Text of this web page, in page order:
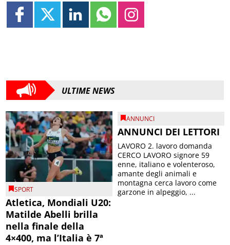
ULTIME NEWS
SPORT
Atletica, Mondiali U20:
Matilde Abelli brilla
nella finale della
4×400, ma l’Italia è 7ª
ANNUNCI
ANNUNCI DEI LETTORI
LAVORO 2. lavoro domanda
CERCO LAVORO signore 59
enne, italiano e volenteroso,
amante degli animali e
montagna cerca lavoro come
garzone in alpeggio, ...